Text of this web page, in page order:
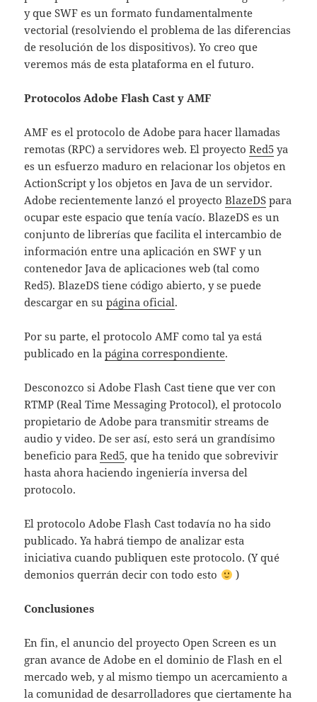
y que SWF es un formato fundamentalmente
vectorial (resolviendo el problema de las diferencias
de resolución de los dispositivos). Yo creo que
veremos más de esta plataforma en el futuro.
Protocolos Adobe Flash Cast y AMF
AMF es el protocolo de Adobe para hacer llamadas
remotas (RPC) a servidores web. El proyectoRed5 ya
es un esfuerzo maduro en relacionar los objetos en
ActionScript y los objetos en Java de un servidor.
Adobe recientemente lanzó el proyectoBlazeDS para
ocupar este espacio que tenía vacío. BlazeDS es un
conjunto de librerías que facilita el intercambio de
información entre una aplicación en SWF y un
contenedor Java de aplicaciones web (tal como
Red5). BlazeDS tiene código abierto, y se puede
descargar en supágina oficial.
Por su parte, el protocolo AMF como tal ya está
publicado en lapágina correspondiente.
Desconozco si Adobe Flash Cast tiene que ver con
RTMP (Real Time Messaging Protocol), el protocolo
propietario de Adobe para transmitir streams de
audio y video. De ser así, esto será un grandísimo
beneficio paraRed5, que ha tenido que sobrevivir
hasta ahora haciendo ingeniería inversa del
protocolo.
El protocolo Adobe Flash Cast todavía no ha sido
publicado. Ya habrá tiempo de analizar esta
iniciativa cuando publiquen este protocolo. (Y qué
demonios querrán decir con todo esto
)
Conclusiones
En fin, el anuncio del proyecto Open Screen es un
gran avance de Adobe en el dominio de Flash en el
mercado web, y al mismo tiempo un acercamiento a
la comunidad de desarrolladores que ciertamente ha